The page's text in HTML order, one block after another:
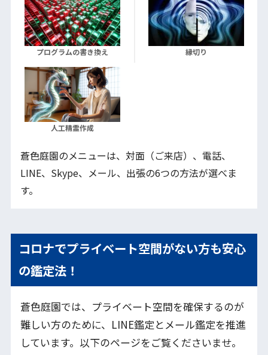
プログラムの書き換え 縁切り
人工精霊作成
蒼色庭園のメニューは、対面（ご来店）、電話、
LINE、Skype、メール、出張の6つの方法が選べま
す。
コロナでプライベート空間がない方も安心
の鑑定法！
蒼色庭園では、プライベート空間を確保するのが
難しい方のために、LINE鑑定とメール鑑定を推進
しています。以下のページをご覧くださいませ。